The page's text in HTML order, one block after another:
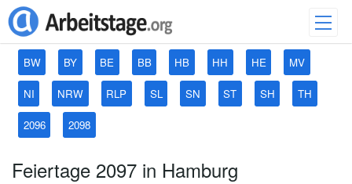
BW BY BE BB HB HH HE MV
NI NRW RLP SL SN ST SH TH
2096 2098
Feiertage 2097 in Hamburg